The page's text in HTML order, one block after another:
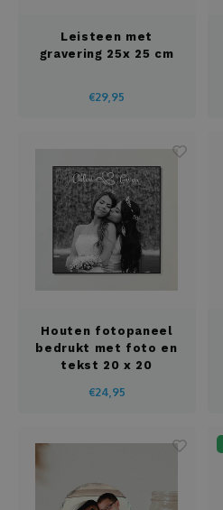
Leisteen met
gravering 25x 25 cm
€29,95
Houten fotopaneel
bedrukt met foto en
tekst 20 x 20
€24,95